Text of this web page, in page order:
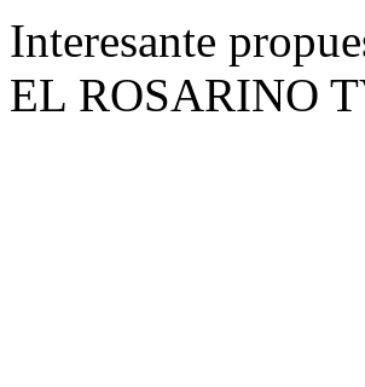
Interesante
EL ROSARINO